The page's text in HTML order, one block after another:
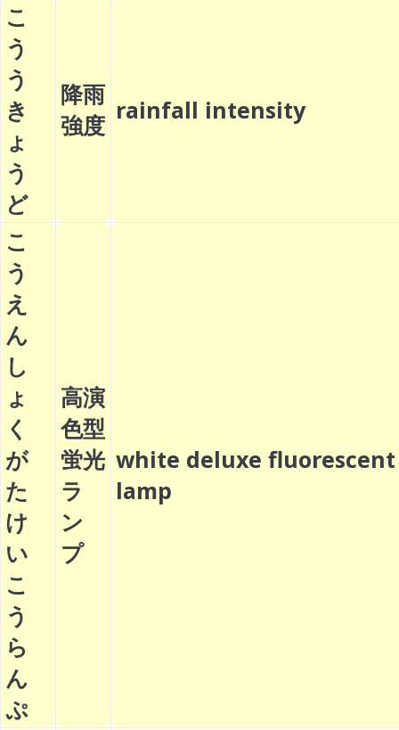
こ
う
う
き
ょ
う
ど
降雨
強度 rainfall intensity
こ
う
え
ん
し
ょ
く
が
た
け
い
こ
う
ら
ん
ぷ
高演
色型
蛍光
ラ
ン
プ
white deluxe fluorescent
lamp